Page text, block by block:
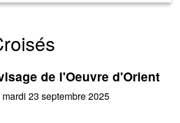
de l'Oeuvre d'Orient
mardi 23 septembre 2025